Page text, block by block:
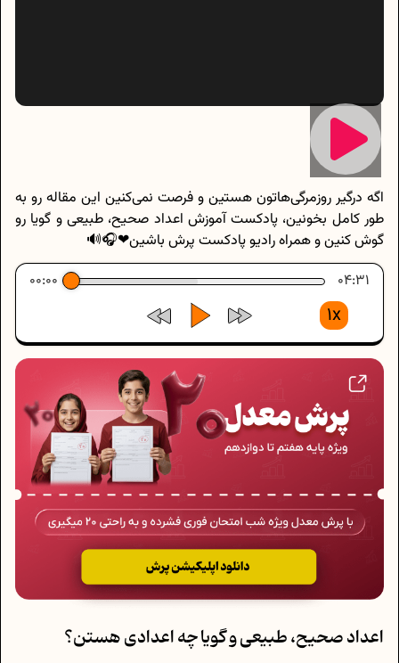
اگه درگیر روزمرگی‌هاتون هستین و فرصت نمی‌کنین این مقاله رو به
طور کامل بخونین، پادکست آموزش اعداد صحیح، طبیعی و گویا رو
گوش کنین و همراه رادیو پادکست پرش باشین❤🎧🔊
00:00
04:31
1x
اعداد صحیح، طبیعی و گویا چه اعدادی هستن؟